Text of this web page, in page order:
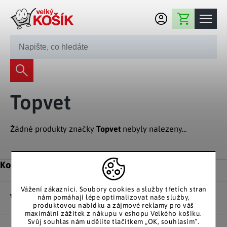
Vážení zákazníci. Soubory cookies a služby třetích stran
nám pomáhají lépe optimalizovat naše služby,
produktovou nabídku a zájmové reklamy pro váš
maximální zážitek z nákupu v eshopu Velkého košíku.
Svůj souhlas nám udělíte tlačítkem „OK, souhlasím“.
Nákupní košík
245 008 200
Dekorace
Bytové dekorace
Velikonoční dekorace
Dekorace na hrob
Domácnost
Bytový textil
Koupelna a záchod
Ložnice a šatna
Kuchyně
Kuchyňské pomůcky
Prostírání a stolování
Příprava nápojů
Grilování a smažení
Nábytek
Koupelnový nábytek
Nábytek do předsíně
Nábytek do ložnice
Zahradní doplňky
Zahradní nábytek
Volný čas
Topvet
Žádné produkty značky Topvet nebyly nalezeny...
Zápatí
Kontakt
Vše o nákupu